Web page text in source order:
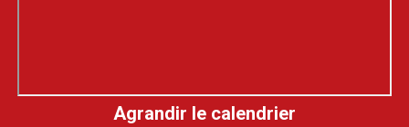
Agrandir le calendrier